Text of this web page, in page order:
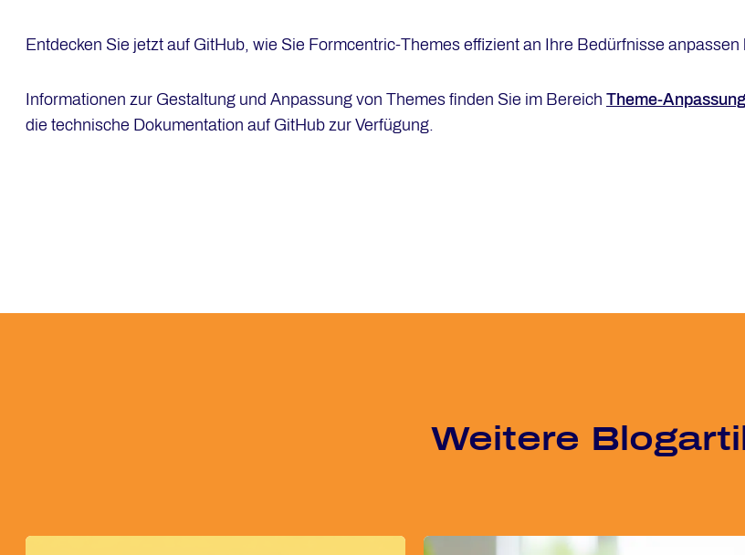
Entdecken Sie jetzt auf GitHub, wie Sie Formcentric-Themes effizient an Ihre Bedürfnisse anpassen
Informationen zur Gestaltung und Anpassung von Themes finden Sie im Bereich Theme-Anpassung
die technische Dokumentation auf GitHub zur Verfügung.
Wei­te­re